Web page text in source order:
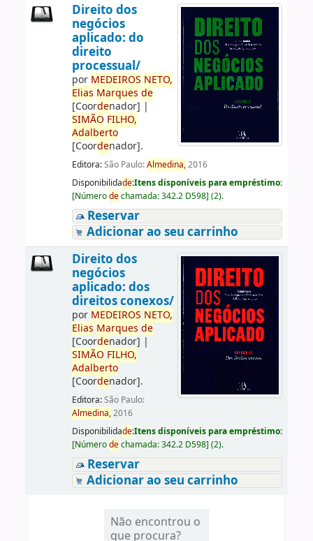
Direito dos
negócios
aplicado: do
direito
processual/
por MEDEIROS NETO,
Elias Marques de
[Coordenador] |
SIMÃO FILHO,
Adalberto
[Coordenador].
Editora:São Paulo:Almedina,2016
Disponibilidade:Itens disponíveis para empréstimo:
[Númerodechamada:342.2 D598] (2).
Reservar
Adicionar ao seu carrinho
Direito dos
negócios
aplicado: dos
direitos conexos/
por MEDEIROS NETO,
Elias Marques de
[Coordenador] |
SIMÃO FILHO,
Adalberto
[Coordenador].
Editora:São Paulo:
Almedina,2016
Disponibilidade:Itens disponíveis para empréstimo:
[Númerodechamada:342.2 D598] (2).
Reservar
Adicionar ao seu carrinho
Não encontrou o
que procura?